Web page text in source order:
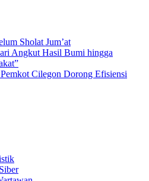
Sholat Jum’at
Angkut Hasil Bumi hingga
Cilegon Dorong Efisiensi